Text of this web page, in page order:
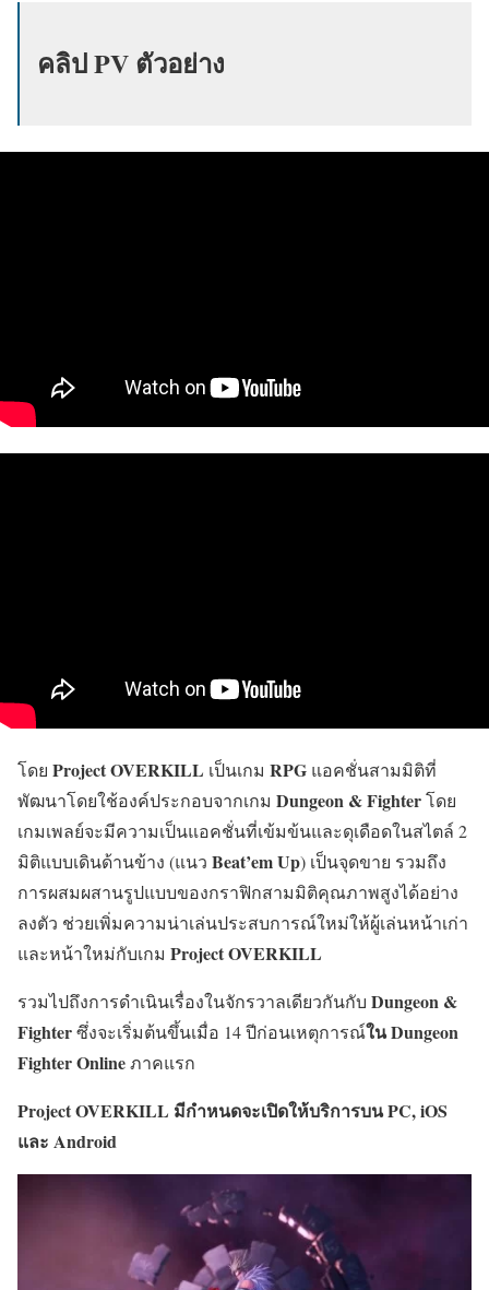
คลิป PV ตัวอย่าง
โดย Project OVERKILL เป็นเกม RPG แอคชั่นสามมิติที่
พัฒนาโดยใช้องค์ประกอบจากเกม Dungeon & Fighterโดย
เกมเพลย์จะมีความเป็นแอคชั่นที่เข้มข้นและดุเดือดในสไตล์ 2
มิติแบบเดินด้านข้าง (แนว Beat’em Up) เป็นจุดขาย รวมถึง
การผสมผสานรูปแบบของกราฟิกสามมิติคุณภาพสูงได้อย่าง
ลงตัว ช่วยเพิ่มความน่าเล่นประสบการณ์ใหม่ให้ผู้เล่นหน้าเก่า
และหน้าใหม่กับเกม Project OVERKILL
รวมไปถึงการดำเนินเรื่องในจักรวาลเดียวกันกับ Dungeon &
Fighterซึ่งจะเริ่มต้นขึ้นเมื่อ 14 ปีก่อนเหตุการณ์ในDungeon
Fighter Onlineภาคแรก
Project OVERKILL มีกำหนดจะเปิดให้บริการบนPC, iOS
และ Android